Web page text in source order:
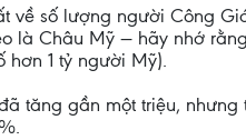
về số lượng người Công
là Châu Mỹ — hãy nhớ
hơn 1 tỷ người Mỹ).
tăng gần một triệu,